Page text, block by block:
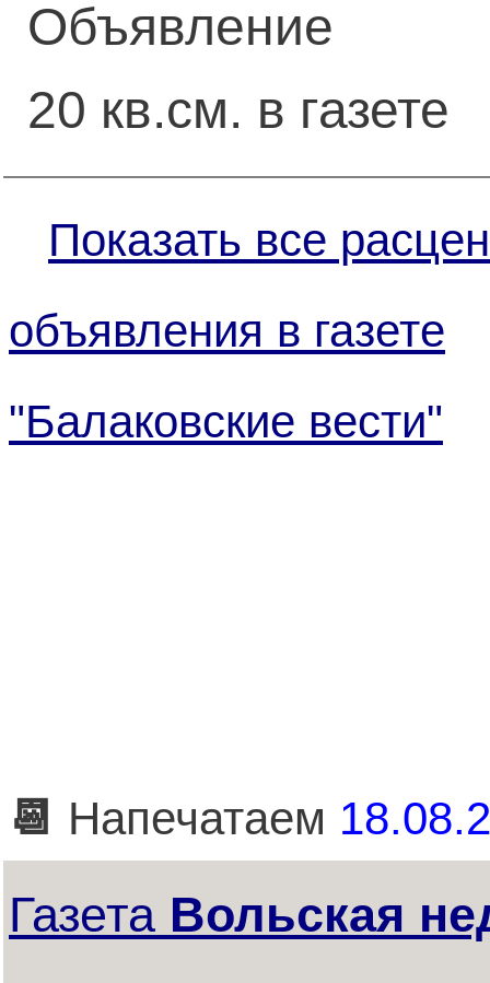
Объявление
20 кв.см. в газете
Показать все
объявления в газете
"Балаковские вести"
📆 Напечатаем
Газета Вольская